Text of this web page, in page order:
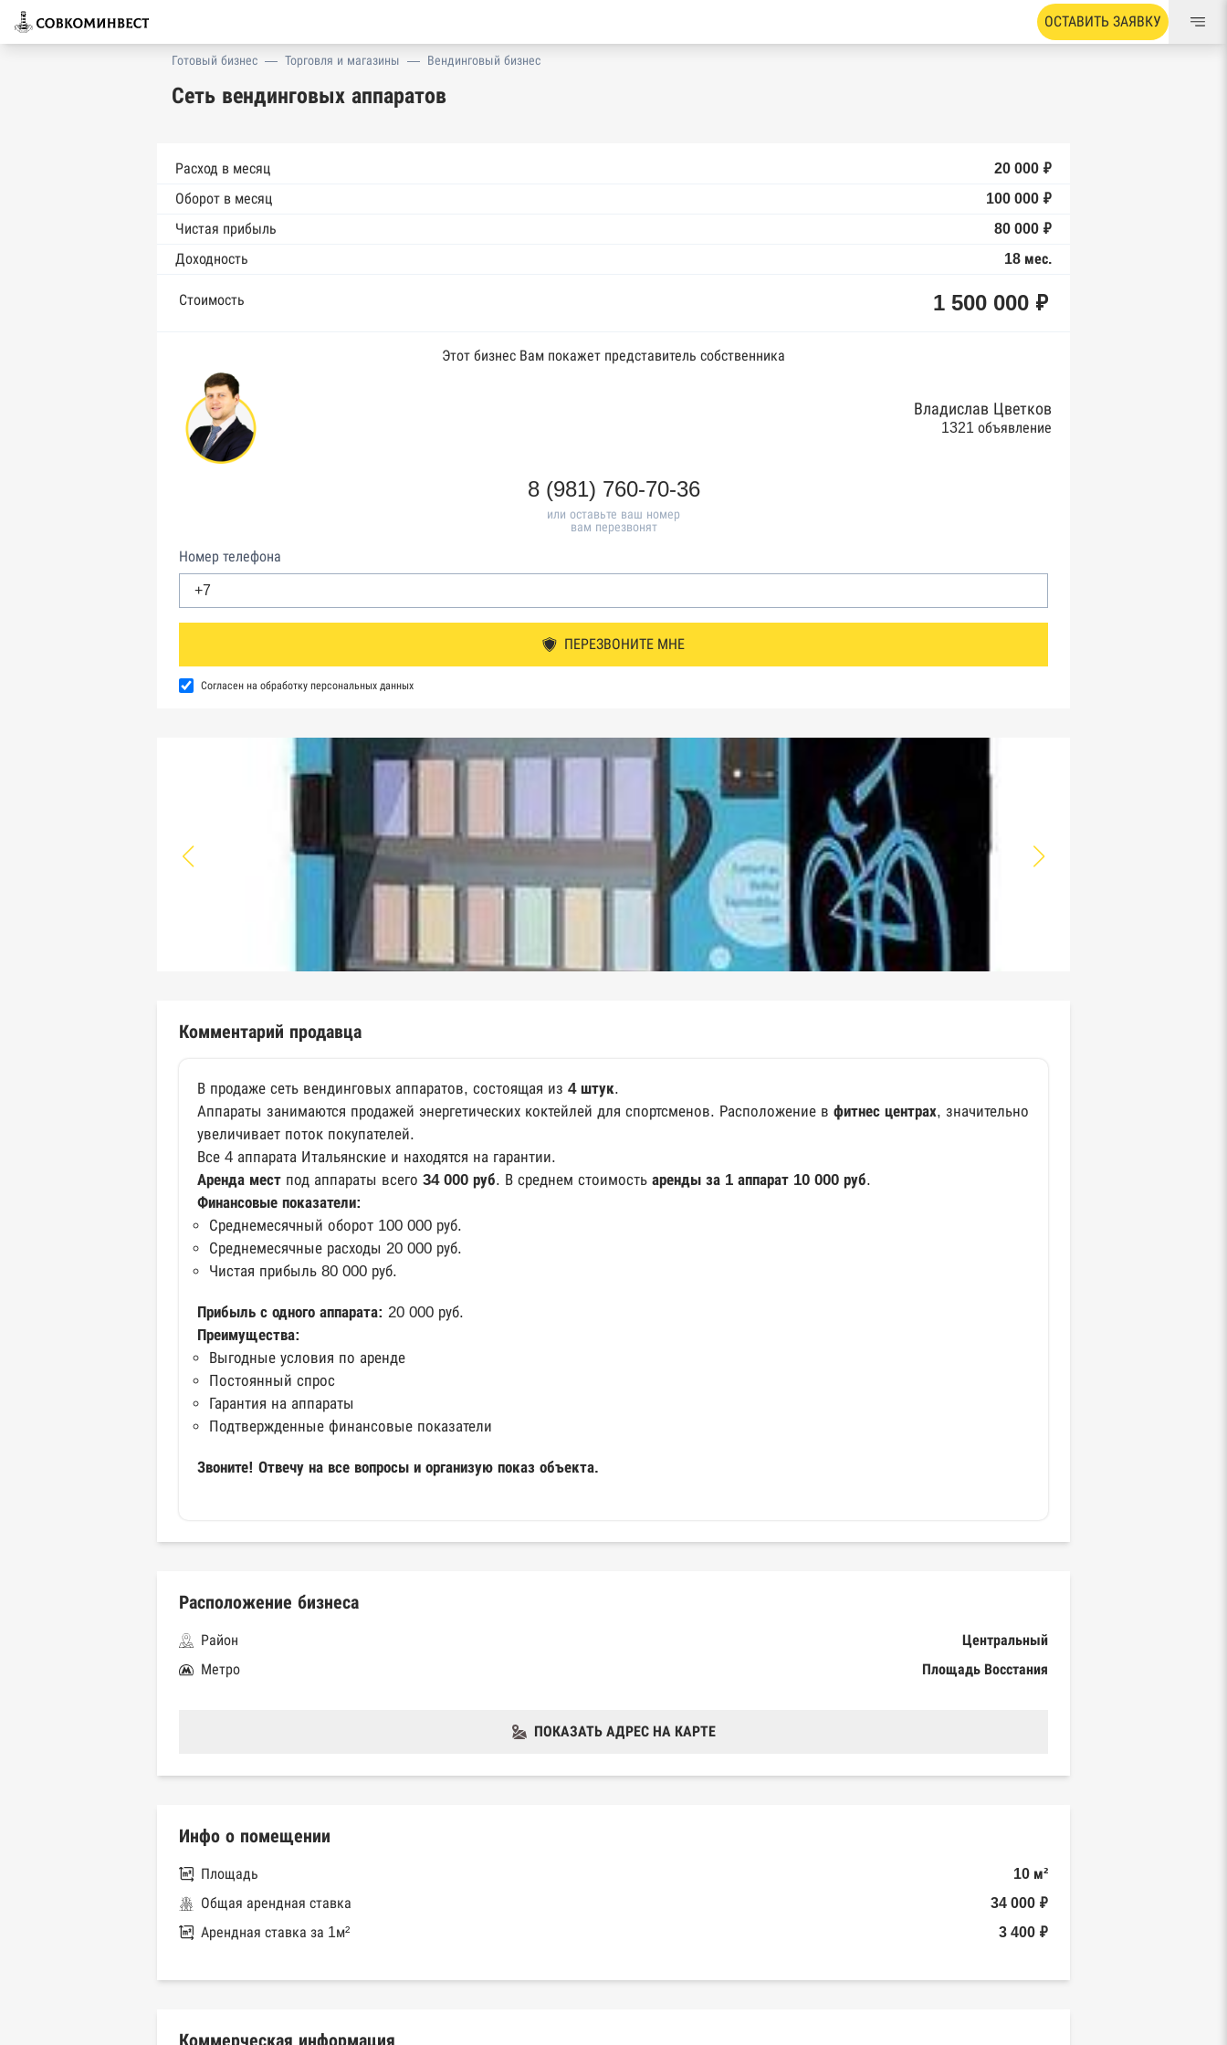
ОСТАВИТЬ ЗАЯВКУ
Готовый бизнес — Торговля и магазины — Вендинговый бизнес
Сеть вендинговых аппаратов
Расход в месяц
20 000 ₽
Оборот в месяц
100 000 ₽
Чистая прибыль
80 000 ₽
Доходность
18 мес.
Стоимость 1 500 000 ₽
Этот бизнес Вам покажет представитель собственника
Владислав Цветков
1321 объявление
8 (981) 760-70-36
или оставьте ваш номер
вам перезвонят
Номер телефона
ПЕРЕЗВОНИТЕ МНЕ
Согласен на обработку персональных данных
Комментарий продавца
В продаже сеть вендинговых аппаратов, состоящая из 4 штук.
Аппараты занимаются продажей энергетических коктейлей для спортсменов. Расположение в фитнес центрах, значительно
увеличивает поток покупателей.
Все 4 аппарата Итальянские и находятся на гарантии.
Аренда мест под аппараты всего 34 000 руб. В среднем стоимость аренды за 1 аппарат 10 000 руб.
Финансовые показатели:
Среднемесячный оборот 100 000 руб.
Среднемесячные расходы 20 000 руб.
Чистая прибыль 80 000 руб.
Прибыль с одного аппарата: 20 000 руб.
Преимущества:
Выгодные условия по аренде
Постоянный спрос
Гарантия на аппараты
Подтвержденные финансовые показатели
Звоните! Отвечу на все вопросы и организую показ объекта.
Расположение бизнеса
Район
Центральный
Метро
Площадь Восстания
ПОКАЗАТЬ АДРЕС НА КАРТЕ
Инфо о помещении
Площадь
10 м²
Общая арендная ставка
34 000 ₽
Арендная ставка за 1м²
3 400 ₽
Коммерческая информация